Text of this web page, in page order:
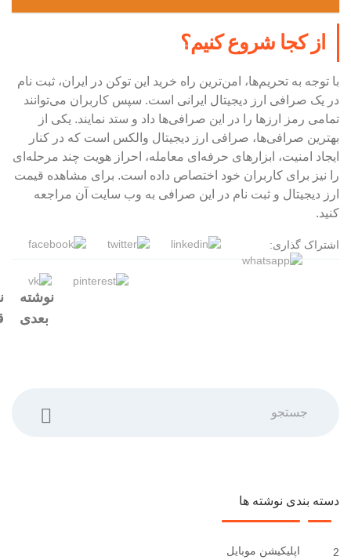
از کجا شروع کنیم؟
با توجه به تحریم‌ها، امن‌ترین راه خرید این توکن در ایران، ثبت نام
در یک صرافی ارز دیجیتال ایرانی است. سپس کاربران می‌توانند
تمامی رمز ارز‌ها را در این صرافی‌ها داد و ستد نمایند. یکی از
بهترین صرافی‌ها، صرافی ارز دیجیتال والکس است که در کنار
ایجاد امنیت، ابزارهای حرفه‌ای معامله، احراز هویت چند مرحله‌ای
را نیز برای کاربران خود اختصاص داده است. برای مشاهده قیمت
ارز دیجیتال و ثبت نام در این صرافی به وب سایت آن مراجعه
کنید.
اشتراک گذاری:
نوشته
بعدی
دسته بندی نوشته ها
2 اپلیکیشن موبایل